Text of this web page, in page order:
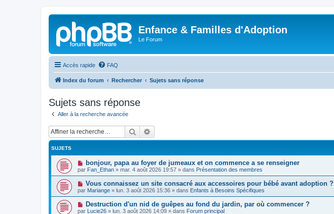
Enfance & Familles d'Adoption
Le Forum
Accès rapide FAQ
Index du forum Rechercher Sujets sans réponse
Sujets sans réponse
Aller à la recherche avancée
Rechercher
SUJETS
N
o
u
v
a
u
m
e
bonjour, papa au foyer de jumeaux et on commence a se renseigner
par Fan_Ethan » mar. 4 août 2026 19:57 » dans Présentation des membres
N
o
u
v
e
a
Vous connaissez un site consacré aux accessoires pour bébé avant adoption ?
par Mariange » lun. 3 août 2026 15:36 » dans Enfants à Besoins Spécifiques
N
o
Destruction d'un nid de guêpes au fond du jardin, par où commencer ?
par Lucie26 » lun. 3 août 2026 14:09 » dans Forum principal